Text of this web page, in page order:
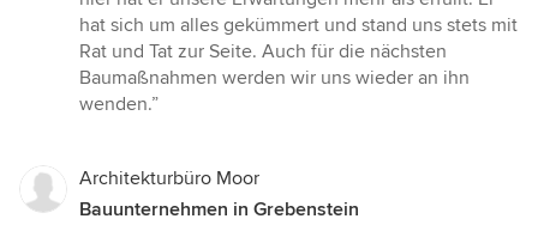
hat sich um alles gekümmert und stand uns stets mit
Rat und Tat zur Seite. Auch für die nächsten
Baumaßnahmen werden wir uns wieder an ihn
wenden.”
Architekturbüro Moor
Bauunternehmen in Grebenstein